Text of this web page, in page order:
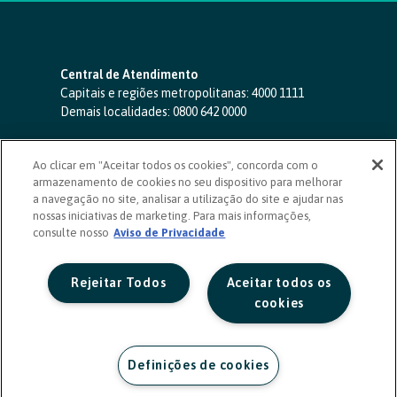
Central de Atendimento
Capitais e regiões metropolitanas: 4000 1111
Demais localidades: 0800 642 0000
SAC 24 horas-0800 724 4420
Ouvidoria
0800 725 0996
(de segunda a sexta, das 8h às 20h)
ouvidoriasicoob.com.br
Deficientes auditivos ou de fala
Ao clicar em "Aceitar todos os cookies", concorda com o
armazenamento de cookies no seu dispositivo para melhorar
a navegação no site, analisar a utilização do site e ajudar nas
nossas iniciativas de marketing. Para mais informações,
consulte nosso Aviso de Privacidade
Aceitar todos os
cookies
Rejeitar Todos
Definições de cookies